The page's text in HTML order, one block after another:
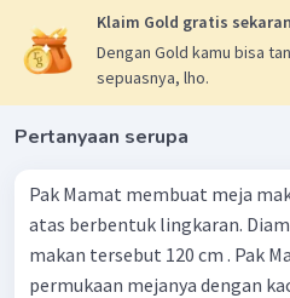
Klaim Gold gratis
Dengan Gold kamu bisa
sepuasnya, lho.
Pertanyaan serupa
Pak Mamat membuat meja
atas berbentuk lingkaran.
makan tersebut 120 cm . Pak
permukaan mejanya dengan